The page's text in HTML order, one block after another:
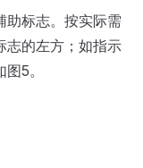
助标志。按实际需
志的左方；如指示
5。